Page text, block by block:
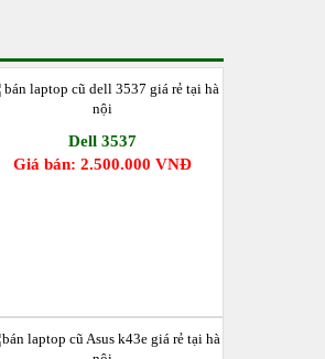
Dell 3537
Giá bán: 2.500.000 VNĐ